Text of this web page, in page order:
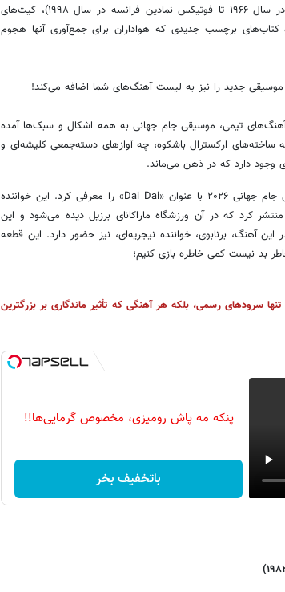
شخصیت‌های جدید (ویلی از جام جهانی انگلیس در سال ۱۹۶۶ تا فوتیکس نمادین فرانسه در سال ۱۹۹۸)، کیت‌های
برچسب جدیدی که هواداران برای جمع‌آوری آنها هجوم
جدید را نیز به لیست آهنگ‌های شما اضافه می‌کند!
تیمی، موسیقی جام جهانی به همه اشکال و سبک‌ها آمده
ساخته‌های ارکسترال باشکوه، چه آوازهای دسته‌جمعی کلیشه‌ای و
دارد که در ذهن می‌ماند.
شکیرا خواننده کلمبیایی، روز پنجشنبه آهنگ رسمی جام جهانی ۲۰۲۶ با عنوان «Dai Dai» را معرفی کرد. این خواننده
منتشر کرد که در آن ورزشگاه ماراکانای برزیل دیده می‌شود و این
آهنگ، برنابوی، خواننده نیجریه‌ای، نیز حضور دارد. این قطعه
را نه تنها سرودهای رسمی، بلکه هر آهنگی که تأثیر ماندگاری بر بزرگترین
پنکه مه پاش رومیزی، مخصوص گرمایی‌ها!!
باتخفیف بخر